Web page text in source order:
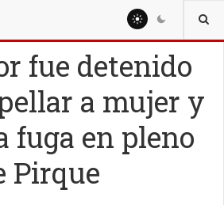
fue detenido
a mujer y
fuga en pleno
Pirque